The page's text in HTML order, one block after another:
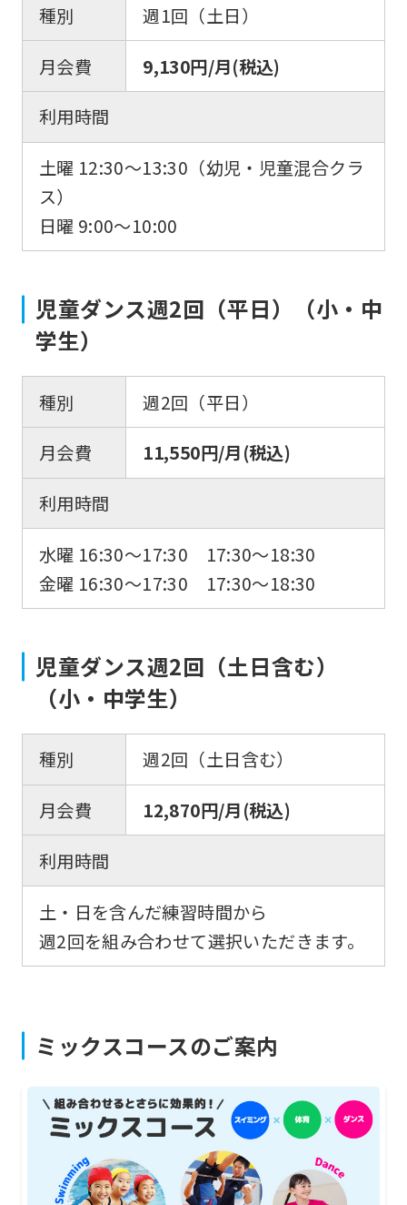
種別
週1回（土日）
月会費
9,130円/月(税込)
利用時間
土曜 12:30～13:30（幼児・児童混合クラ
ス）
日曜 9:00～10:00
児童ダンス週2回（平日）（小・中
学生）
種別
週2回（平日）
月会費
11,550円/月(税込)
利用時間
水曜 16:30～17:30 17:30～18:30
金曜 16:30～17:30 17:30～18:30
児童ダンス週2回（土日含む）
（小・中学生）
種別
週2回（土日含む）
月会費
12,870円/月(税込)
利用時間
土・日を含んだ練習時間から
週2回を組み合わせて選択いただきます。
ミックスコースのご案内
For
official
website
is
automatically
into
English.
Click
below
automatic
translation)
to
return